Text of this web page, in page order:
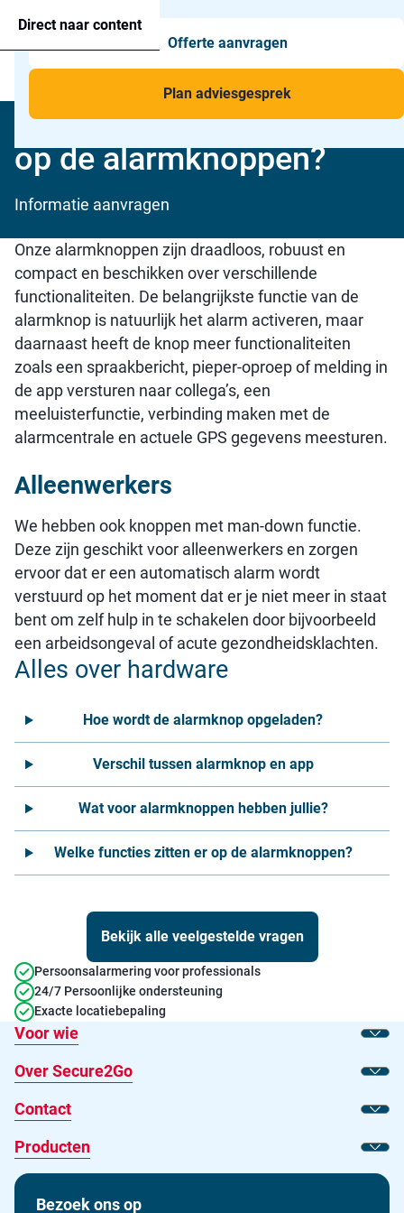
Direct naar content
Menu
Agressie alarmering
Man-down & BHV Alarmering
Voor wie
Toepassingen
Offerte aanvragen
Plan adviesgesprek
Welke functies zitten er
op de alarmknoppen?
Informatie aanvragen
Onze alarmknoppen zijn draadloos, robuust en
compact en beschikken over verschillende
functionaliteiten. De belangrijkste functie van de
alarmknop is natuurlijk het alarm activeren, maar
daarnaast heeft de knop meer functionaliteiten
zoals een spraakbericht, pieper-oproep of melding in
de app versturen naar collega’s, een
meeluisterfunctie, verbinding maken met de
alarmcentrale en actuele GPS gegevens meesturen.
Alleenwerkers
We hebben ook knoppen met man-down functie.
Deze zijn geschikt voor alleenwerkers en zorgen
ervoor dat er een automatisch alarm wordt
verstuurd op het moment dat er je niet meer in staat
bent om zelf hulp in te schakelen door bijvoorbeeld
een arbeidsongeval of acute gezondheidsklachten.
Alles over hardware
Hoe wordt de alarmknop opgeladen?
Verschil tussen alarmknop en app
Wat voor alarmknoppen hebben jullie?
Welke functies zitten er op de alarmknoppen?
Bekijk alle veelgestelde vragen
Persoonsalarmering voor professionals
24/7 Persoonlijke ondersteuning
Exacte locatiebepaling
Voor wie
Toon
Over Secure2Go
Toon
Contact
Toon
Producten
Toon
Bezoek ons op